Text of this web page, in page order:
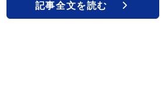
記事全文を読む